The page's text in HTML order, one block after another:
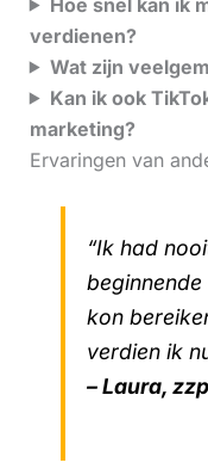
verdienen?
Wat zijn
Kan ik ook
marketing?
Ervaringen van
“Ik had
kon
verdien ik
– Laura,